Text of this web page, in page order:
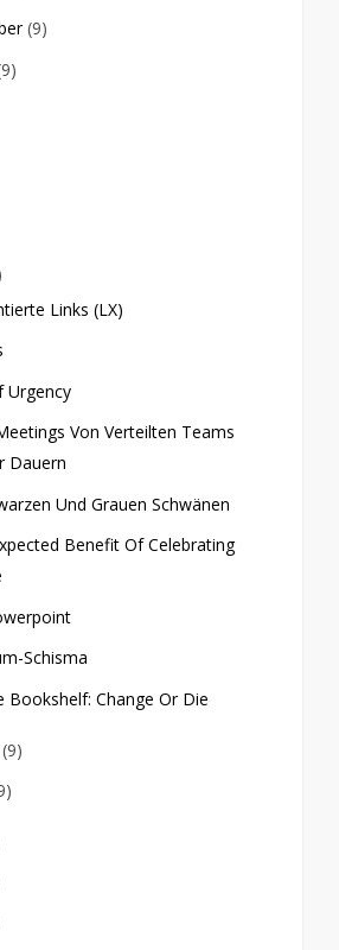
(9)
Links (LX)
Urgency
Von Verteilten Teams
Dauern
Und Grauen Schwänen
Benefit Of Celebrating
Schisma
Bookshelf: Change Or Die
(9)